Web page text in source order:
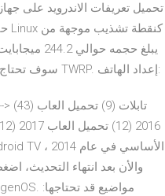
تثبيته على جهاز خالص باستخدام ADB Sideload. سوف تحتاج إلى تثبيت استرداد مخصص. نوصي TWRP. إعداد الهاتف: